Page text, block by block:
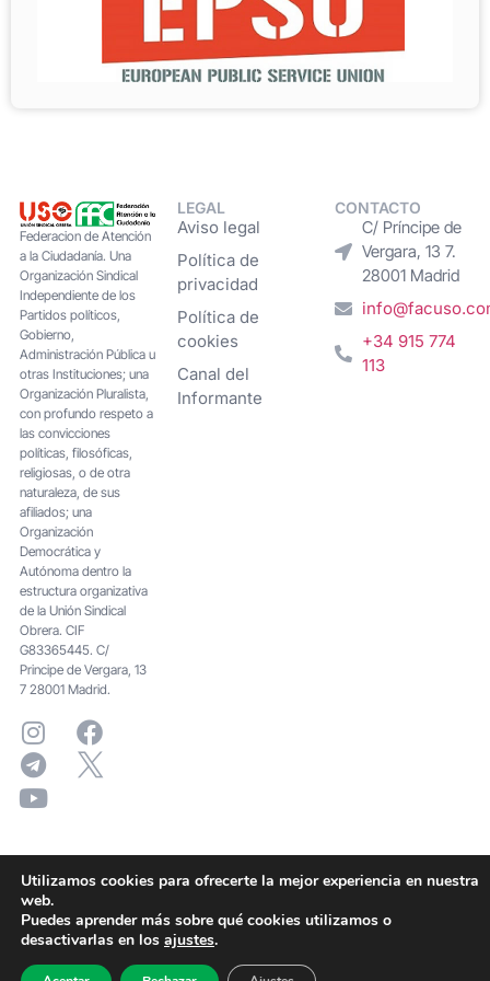
Federacion de Atención
a la Ciudadanía. Una
Organización Sindical
Independiente de los
Partidos políticos,
Gobierno,
Administración Pública u
otras Instituciones; una
Organización Pluralista,
con profundo respeto a
las convicciones
políticas, filosóficas,
religiosas, o de otra
naturaleza, de sus
afiliados; una
Organización
Democrática y
Autónoma dentro la
estructura organizativa
de la Unión Sindical
Obrera. CIF
G83365445. C/
Principe de Vergara, 13
7 28001 Madrid.
LEGAL
Aviso legal
Política de
privacidad
Política de
cookies
Canal del
Informante
CONTACTO
C/ Príncipe de
Vergara, 13 7.
28001 Madrid
+34 915 774
113
Utilizamos cookies para ofrecerte la mejor experiencia en nuestra
web.
Puedes aprender más sobre qué cookies utilizamos o
desactivarlas en los ajustes.